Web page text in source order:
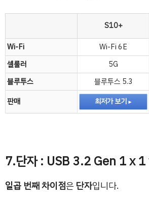
S10+
Wi-Fi
Wi-Fi 6E
셀룰러
5G
블루투스
블루투스 5.3
판매
최저가 보기
7.단자 : USB 3.2 Gen 1 x
일곱 번째 차이점은 단자입니다.